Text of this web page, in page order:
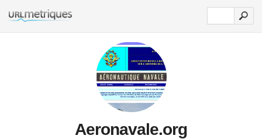
Aeronavale.org